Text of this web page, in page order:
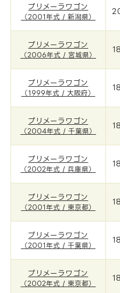
プリメーラワゴン
（2001年式 / 新潟県）
プリメーラワゴン
（2006年式 / 宮城県）
プリメーラワゴン
（1999年式 / 大阪府）
プリメーラワゴン
（2004年式 / 千葉県）
プリメーラワゴン
（2002年式 / 兵庫県）
プリメーラワゴン
（2001年式 / 東京都）
プリメーラワゴン
（2001年式 / 千葉県）
プリメーラワゴン
（2002年式 / 東京都）